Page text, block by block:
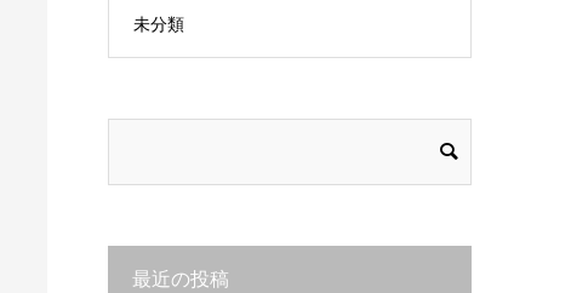
未分類
最近の投稿